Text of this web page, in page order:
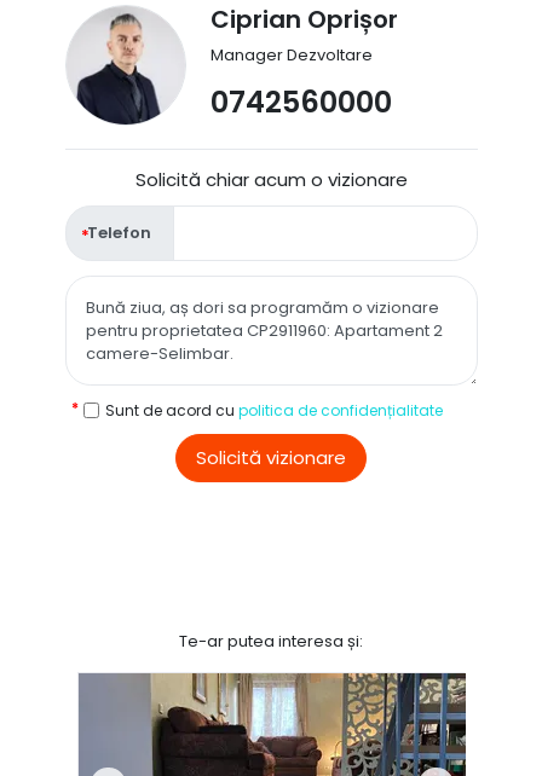
Ciprian Oprișor
Manager Dezvoltare
0742560000
Solicită chiar acum o vizionare
Telefon
Sunt de acord cu politica de confidențialitate
Solicită vizionare
Te-ar putea interesa și: